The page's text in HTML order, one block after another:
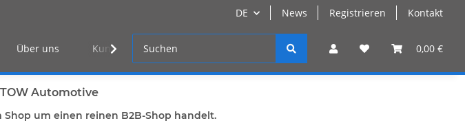
DE News Registrieren Kontakt
0,00 €
Über uns Kunden Log-in
Automotive
Shop um einen reinen B2B-Shop handelt.